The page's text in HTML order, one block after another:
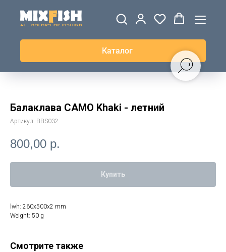
Каталог
ДЖЕРСИ
ВЕТРОВКИ И
ТОЛСТОВКИ
ЖИЛЕТКИ
Балаклава CAMO Khaki - летний
Артикул: BBS032
800,00 р.
Купить
lwh: 260x500x2 mm
Weight: 50 g
Смотрите также